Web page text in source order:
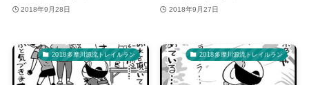
2018年9月28日 2018年9月27日
2018多摩川源流トレイルラン 2018多摩川源流トレイルラン